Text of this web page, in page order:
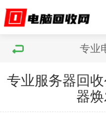
专业
专业服务器回
器